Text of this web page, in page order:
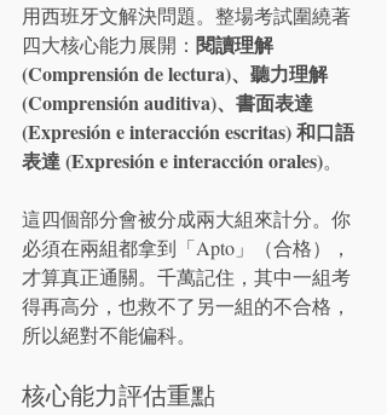
用西班牙文解決問題。整場考試圍繞著
四大核心能力展開： 閱讀理解
(Comprensión de lectura)、聽力理解
(Comprensión auditiva)、書面表達
(Expresión e interacción escritas) 和口語
表達 (Expresión e interacción orales)。
這四個部分會被分成兩大組來計分。你
必須在兩組都拿到「Apto」（合格），
才算真正通關。千萬記住，其中一組考
得再高分，也救不了另一組的不合格，
所以絕對不能偏科。
核心能力評估重點